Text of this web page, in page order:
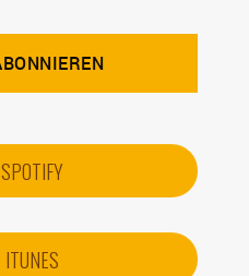
SPOTIFY
ITUNES